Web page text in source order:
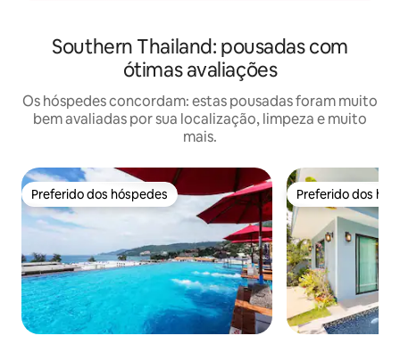
Southern Thailand: pousadas com
ótimas avaliações
Os hóspedes concordam: estas pousadas foram muito
bem avaliadas por sua localização, limpeza e muito
mais.
Preferido dos hóspedes
Preferido dos hóspedes Preferido dos
Preferido dos